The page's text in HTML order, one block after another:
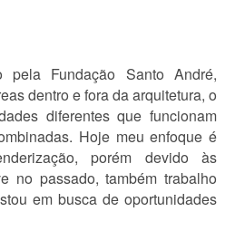
pela Fundação Santo André,
dentro e fora da arquitetura, o
diferentes que funcionam
Hoje meu enfoque é
porém devido às
no passado, também trabalho
em busca de oportunidades